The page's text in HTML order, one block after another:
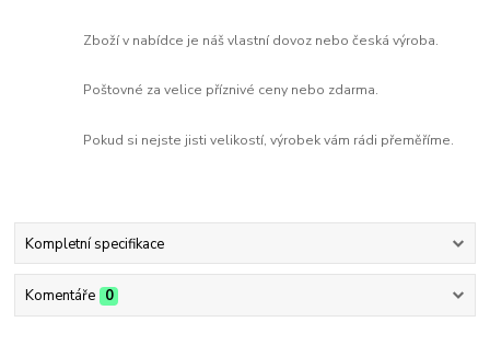
Zboží v nabídce je náš vlastní dovoz nebo česká výroba.
Poštovné za velice příznivé ceny nebo zdarma.
Pokud si nejste jisti velikostí, výrobek vám rádi přeměříme.
Kompletní specifikace
Komentáře 0